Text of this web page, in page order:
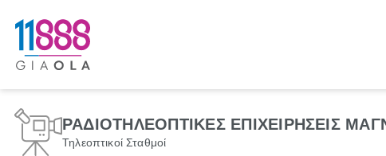
ΡΑΔΙΟΤΗΛΕΟΠΤΙΚΕΣ ΕΠΙΧΕΙΡΗΣΕΙΣ
Τηλεοπτικοί Σταθμοί